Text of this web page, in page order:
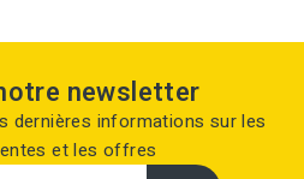
newsletter
dernières informations sur les
et les offres